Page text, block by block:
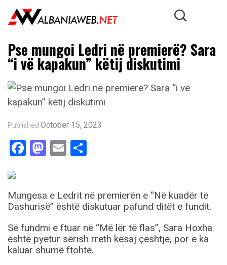
Pse mungoi Ledri në premierë? Sara
“i vë kapakun” këtij diskutimi
Published October 15, 2023
Facebook
Mastodon
Email
Mungesa e Ledrit në premierën e “Në kuadër të
Dashurisë” është diskutuar pafund ditët e fundit.
Së fundmi e ftuar në “Më lër të flas”, Sara Hoxha
është pyetur sërish rreth kësaj çështje, por e ka
kaluar shumë ftohtë.